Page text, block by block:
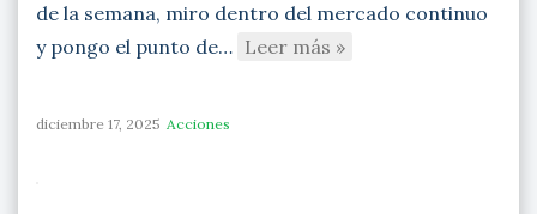
de la semana, miro dentro del mercado continuo
y pongo el punto de… Leer más »
diciembre 17, 2025 Acciones